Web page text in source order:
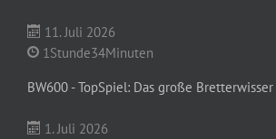
11. Juli 2026
1Stunde34Minuten
BW600 - TopSpiel: Das große
1. Juli 2026